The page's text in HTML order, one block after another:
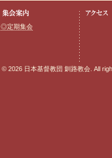
◎定期集会
© 2026 日本基督教団 釧路教会. All